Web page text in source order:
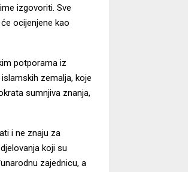
izgovoriti. Sve
ocijenjene kao
potporama iz
zemalja, koje
sumnjiva znanja,
i ne znaju za
koji su
zajednicu, a